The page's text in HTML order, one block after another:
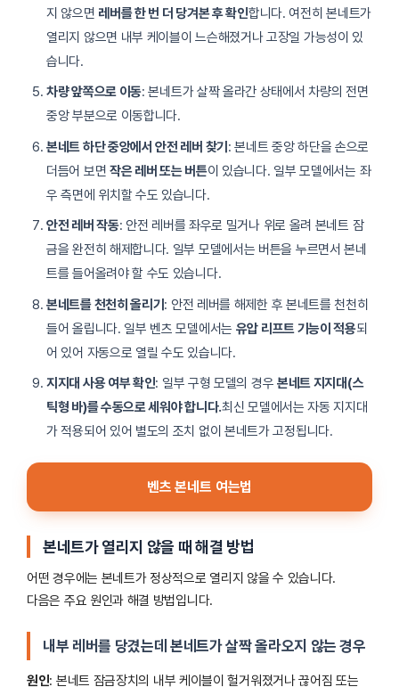
지 않으면 레버를 한 번 더 당겨본 후 확인합니다. 여전히 본네트가
열리지 않으면 내부 케이블이 느슨해졌거나 고장일 가능성이 있
습니다.
차량 앞쪽으로 이동: 본네트가 살짝 올라간 상태에서 차량의 전면
중앙 부분으로 이동합니다.
본네트 하단 중앙에서 안전 레버 찾기 : 본네트 중앙 하단을 손으로
더듬어 보면 작은 레버 또는 버튼이 있습니다. 일부 모델에서는 좌
우 측면에 위치할 수도 있습니다.
안전 레버 작동: 안전 레버를 좌우로 밀거나 위로 올려 본네트 잠
금을 완전히 해제합니다. 일부 모델에서는 버튼을 누르면서 본네
트를 들어올려야 할 수도 있습니다.
본네트를 천천히 올리기 : 안전 레버를 해제한 후 본네트를 천천히
들어 올립니다. 일부 벤츠 모델에서는 유압 리프트 기능이 적용되
어 있어 자동으로 열릴 수도 있습니다.
지지대 사용 여부 확인: 일부 구형 모델의 경우 본네트 지지대(스
틱형 바)를 수동으로 세워야 합니다.최신 모델에서는 자동 지지대
가 적용되어 있어 별도의 조치 없이 본네트가 고정됩니다.
벤츠 본네트 여는법
본네트가 열리지 않을 때 해결 방법
어떤 경우에는 본네트가 정상적으로 열리지 않을 수 있습니다.
다음은 주요 원인과 해결 방법입니다.
내부 레버를 당겼는데 본네트가 살짝 올라오지 않는 경우
원인: 본네트 잠금장치의 내부 케이블이 헐거워졌거나 끊어짐 또는